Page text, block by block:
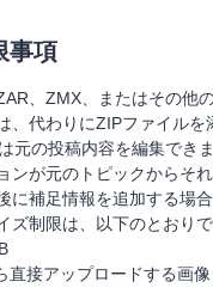
事項
、ZMX、またはその他
、代わりにZIPファイルを
元の投稿内容を編集でき
ンが元のトピックからそ
に補足情報を追加する場
ズ制限は、以下のとおりで
直接アップロードする画